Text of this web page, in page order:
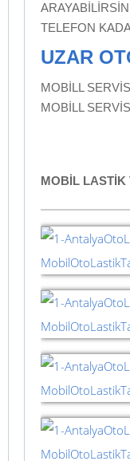
TELEFON
UZAR
MOBİLL
MOBİLL
MOBİL LASTİK